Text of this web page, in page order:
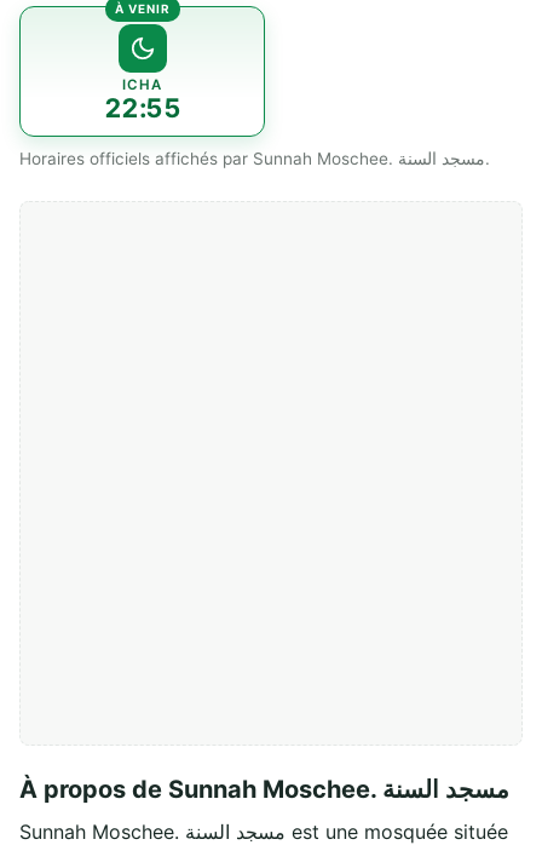
ICHA
22:55
Horaires officiels affichés par Sunnah Moschee. مسجد السنة.
À propos de Sunnah Moschee. مسجد السنة
Sunnah Moschee. مسجد السنة est une mosquée située